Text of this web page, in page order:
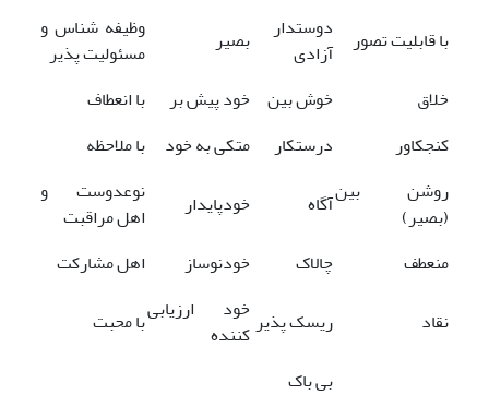
با قابلیت تصور
دوستدار
آزادی
بصیر
وظیفه شناس و
مسئولیت پذیر
خلاق
خوش بین خود پیش بر
با انعطاف
کنجکاور
درستکار متکی به خود
با ملاحظه
روشن بین
(بصیر)
آگاه خودپایدار
نوعدوست و
اهل مراقبت
منعطف
چالاک خودنوساز
اهل مشارکت
نقاد
ریسک پذیرخود ارزیابی
کننده
با محبت
بی باک